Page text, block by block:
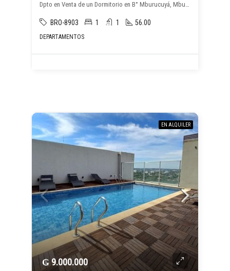
Dpto en Venta de un Dormitorio en B° Mburucuyá, Mburucuyá, Asunción D.C.
BRO-8903 1 1 56.00
DEPARTAMENTOS
EN ALQUILER
₲ 9.000.000